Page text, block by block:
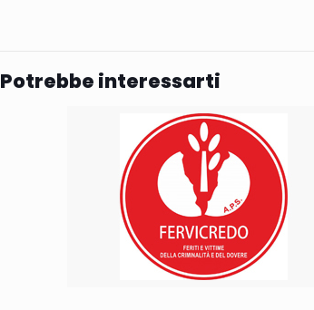
Potrebbe interessarti